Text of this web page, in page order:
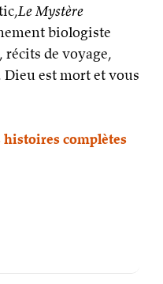
Le Mystère
biologiste
de voyage,
Dieu est mort et vous
complètes